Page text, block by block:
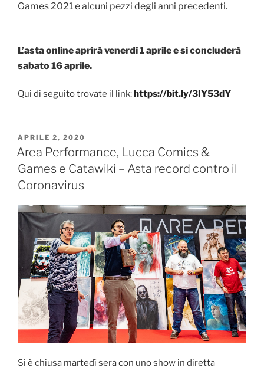
Games 2021 e alcuni pezzi degli anni precedenti.
L’asta online aprirà venerdì 1 aprile e si concluderà
sabato 16 aprile.
Qui di seguito trovate il link:https://bit.ly/3IY53dY
PUBBLICATO
IL
APRILE 2, 2020
Area Performance, Lucca Comics &
Games e Catawiki – Asta record contro il
Coronavirus
Si è chiusa martedì sera con uno show in diretta